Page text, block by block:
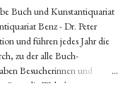
Buch und Kunstantiquariat
Benz - Dr. Peter
und führen jedes Jahr die
zu der alle Buch-
Besucherinnen und
die Welt des